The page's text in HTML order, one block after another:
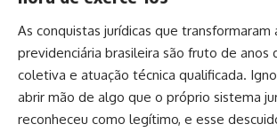
As conquistas jurídicas que transformaram
previdenciária brasileira são fruto de anos
coletiva e atuação técnica qualificada.
abrir mão de algo que o próprio sistema
reconheceu como legítimo, e esse